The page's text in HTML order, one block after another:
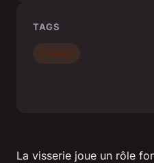
La visserie joue un rôle
TAGS
Travaux